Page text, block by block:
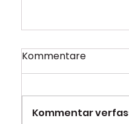
Kommentare
Kommentar